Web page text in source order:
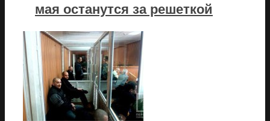
мая останутся за решеткой